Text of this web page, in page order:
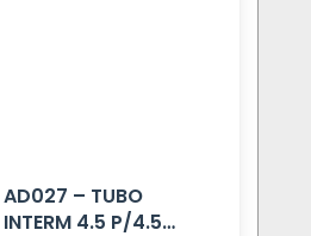
AD027 – TUBO
INTERM 4.5 P/4.5